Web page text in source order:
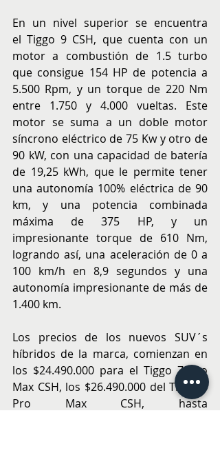
En un nivel superior se encuentra
el Tiggo 9 CSH, que cuenta con un
motor a combustión de 1.5 turbo
que consigue 154 HP de potencia a
5.500 Rpm, y un torque de 220 Nm
entre 1.750 y 4.000 vueltas. Este
motor se suma a un doble motor
síncrono eléctrico de 75 Kw y otro de
90 kW, con una capacidad de batería
de 19,25 kWh, que le permite tener
una autonomía 100% eléctrica de 90
km, y una potencia combinada
máxima de 375 HP, y un
impresionante torque de 610 Nm,
logrando así, una aceleración de 0 a
100 km/h en 8,9 segundos y una
autonomía impresionante de más de
1.400 km.
Los precios de los nuevos SUV´s
híbridos de la marca, comienzan en
los $24.490.000 para el Tiggo 7 Pro
Max CSH, los $26.490.000 del Tiggo 8
Pro Max CSH, hasta